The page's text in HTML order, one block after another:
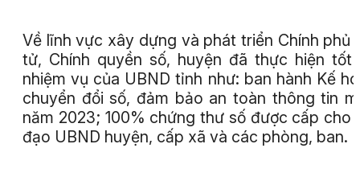
Về lĩnh vực xây dựng và phát triển Chính phủ
tử, Chính quyền số, huyện đã thực hiện tốt
nhiệm vụ của UBND tỉnh như: ban hành Kế
chuyển đổi số, đảm bảo an toàn thông tin
năm 2023; 100% chứng thư số được cấp cho
đạo UBND huyện, cấp xã và các phòng, ban.